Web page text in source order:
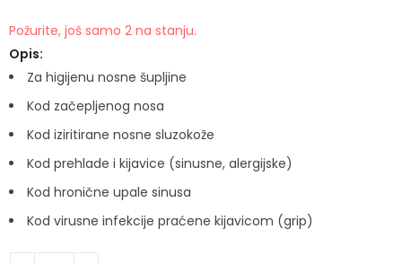
Požurite, još samo 2 na stanju.
Opis:
Za higijenu nosne šupljine
Kod začepljenog nosa
Kod iziritirane nosne sluzokože
Kod prehlade i kijavice (sinusne, alergijske)
Kod hronične upale sinusa
Kod virusne infekcije praćene kijavicom (grip)